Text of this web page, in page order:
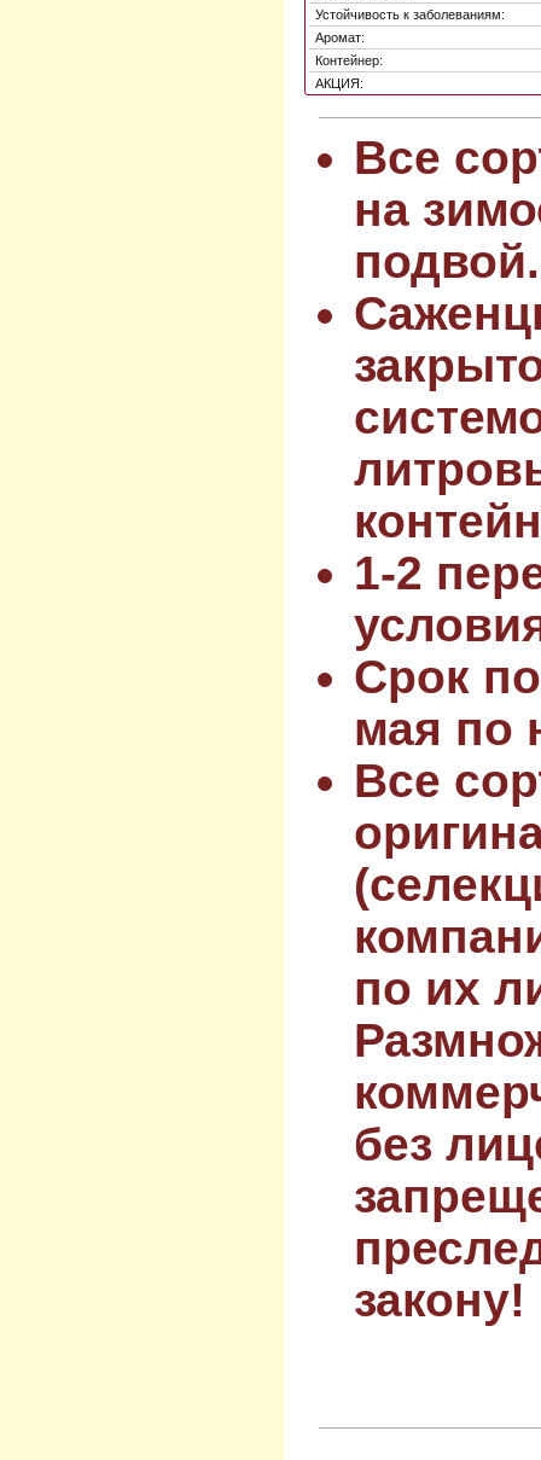
Устойчивость к заболеваниям:
Аромат:
Контейнер:
АКЦИЯ:
Все
на
подвой.
1-2
Срок
мая по
Все
по их
без
закону!